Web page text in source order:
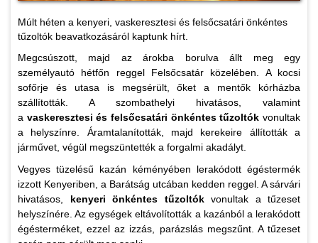
Múlt héten a kenyeri, vaskeresztesi és felsőcsatári önkéntes
tűzoltók beavatkozásáról kaptunk hírt.
Megcsúszott, majd az árokba borulva állt meg egy
személyautó hétfőn reggel Felsőcsatár közelében. A kocsi
sofőrje és utasa is megsérült, őket a mentők kórházba
szállították. A szombathelyi hivatásos, valamint
a vaskeresztesi és felsőcsatári önkéntes tűzoltók vonultak
a helyszínre. Áramtalanították, majd kerekeire állították a
járművet, végül megszüntették a forgalmi akadályt.
Vegyes tüzelésű kazán kéményében lerakódott égéstermék
izzott Kenyeriben, a Barátság utcában kedden reggel. A sárvári
hivatásos, kenyeri önkéntes tűzoltókvonultak a tűzeset
helyszínére. Az egységek eltávolították a kazánból a lerakódott
égésterméket, ezzel az izzás, parázslás megszűnt. A tűzeset